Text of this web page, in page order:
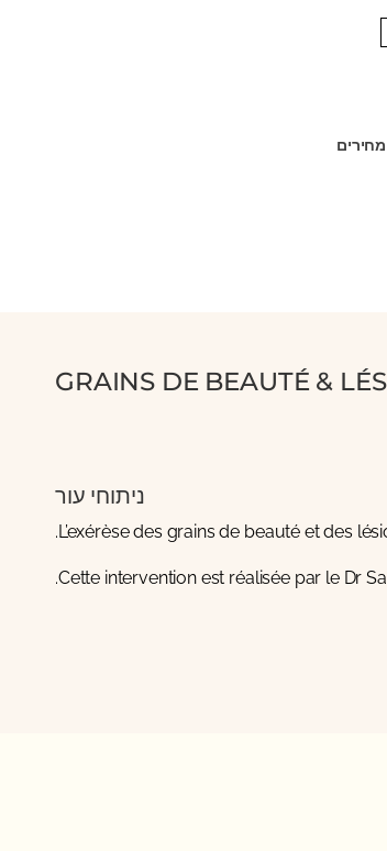
מחירים
GRAINS DE BEAUTÉ &
ניתוחי עור
L’exérèse des grains de beauté et des
Cette intervention est réalisée par le Dr